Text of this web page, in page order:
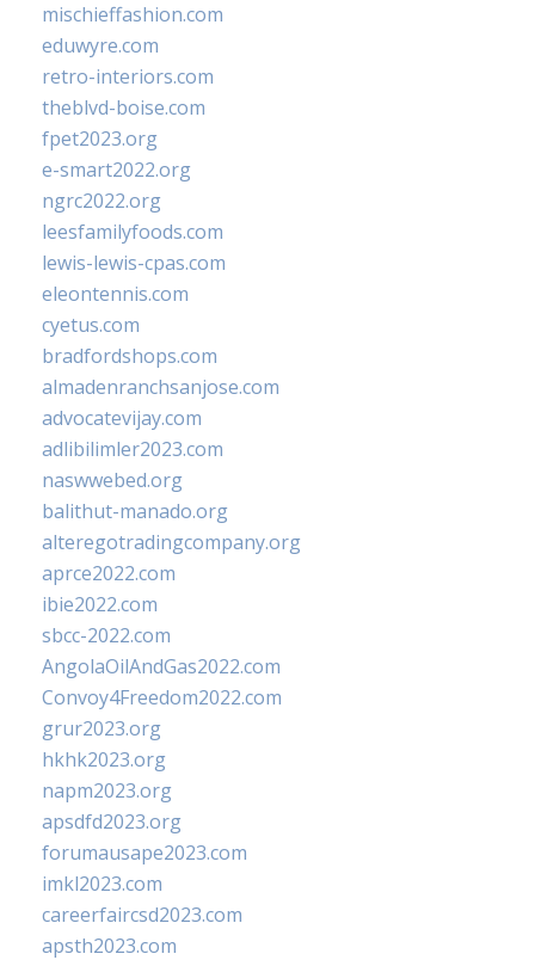
mischieffashion.com
eduwyre.com
retro-interiors.com
theblvd-boise.com
fpet2023.org
e-smart2022.org
ngrc2022.org
leesfamilyfoods.com
lewis-lewis-cpas.com
eleontennis.com
cyetus.com
bradfordshops.com
almadenranchsanjose.com
advocatevijay.com
adlibilimler2023.com
naswwebed.org
balithut-manado.org
alteregotradingcompany.org
aprce2022.com
ibie2022.com
sbcc-2022.com
AngolaOilAndGas2022.com
Convoy4Freedom2022.com
grur2023.org
hkhk2023.org
napm2023.org
apsdfd2023.org
forumausape2023.com
imkl2023.com
careerfaircsd2023.com
apsth2023.com